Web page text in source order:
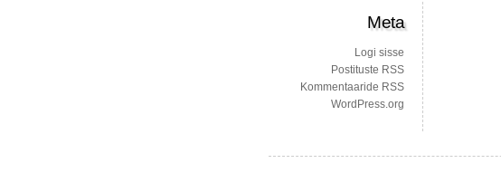
Meta
Logi sisse
Postituste RSS
Kommentaaride RSS
WordPress.org